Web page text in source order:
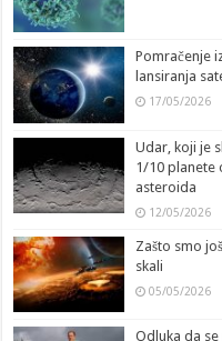
Pomračenje
lansiranja
17/05/2026
Udar, koji je
1/10 planete
asteroida
12/05/2026
Zašto smo
skali
05/05/2026
Odluka da